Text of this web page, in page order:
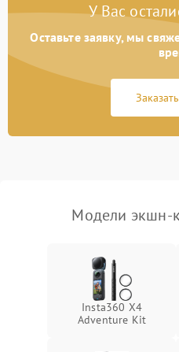
GPS
Неисправность системы
Повреждение системы
защиты от перегрева
У Вас
Оставьте заявку, мы
Модели экшн-
Insta360 X4
Adventure Kit